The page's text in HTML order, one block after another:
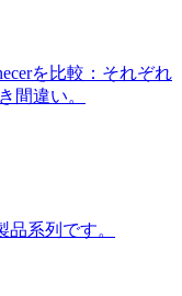
を比較：それぞれ
間違い。
系列です。